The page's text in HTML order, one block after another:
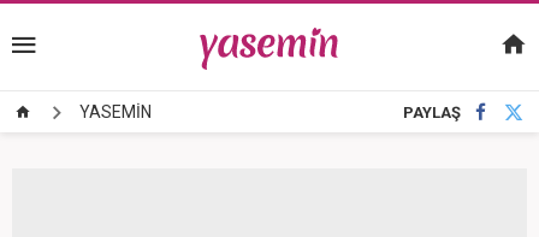
YASEMİN PAYLAŞ